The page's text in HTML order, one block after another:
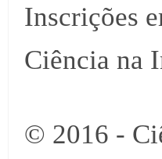
Inscrições
Ciência na
© 2016 -